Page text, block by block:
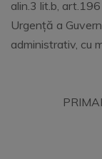
alin.3 lit.b,
Urgență a
administrativ, cu